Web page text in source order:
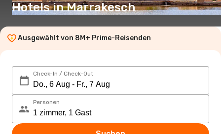
Hotels in Marrakesch
Ausgewählt von 8M+ Prime-Reisenden
Check-In / Check-Out
Personen